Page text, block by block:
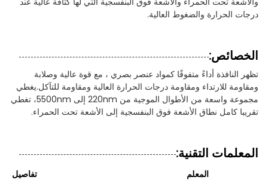
درجات الحرارة والضغوط العالية.
الخصائص:
تظهر النافذة أداءً متفوقًا كمواد عنصر بصري ، مع قوة عالية وصلابة
ومقاومة للارتداء ومقاومة درجات الحرارة العالية ومقاومة للتآكل.يغطي
مجموعة واسعة من الأطوال الموجية من 220nm إلى 5500nm، تغطي
تقريبا كامل نطاق الأشعة فوق البنفسجية إلى الأشعة تحت الحمراء.
المعلمات التقنية:
المعلم
تفاصيل